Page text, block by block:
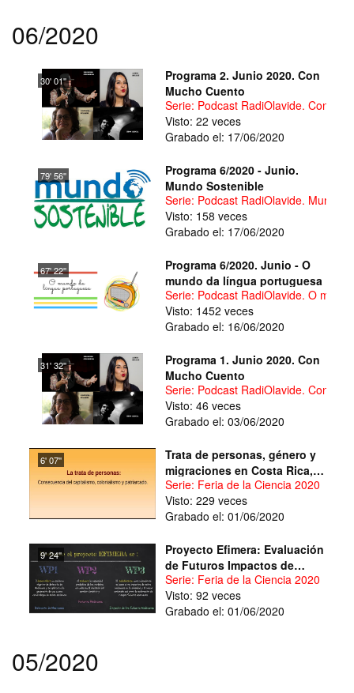
06/2020
30' 01''
Programa 2. Junio 2020. Con
Mucho Cuento
Serie: Podcast RadiOlavide. Con
Visto: 22 veces
Grabado el: 17/06/2020
79' 56''
Programa 6/2020 - Junio.
Mundo Sostenible
Serie: Podcast RadiOlavide. Mundo
Visto: 158 veces
Grabado el: 17/06/2020
67' 22''
Programa 6/2020. Junio - O
mundo da língua portuguesa
Serie: Podcast RadiOlavide. O
Visto: 1452 veces
Grabado el: 16/06/2020
31' 32''
Programa 1. Junio 2020. Con
Mucho Cuento
Serie: Podcast RadiOlavide. Con
Visto: 46 veces
Grabado el: 03/06/2020
6' 07''
Trata de personas, género y
migraciones en Costa Rica,
Marruecos y Andalucía: por
una defensa multi-garantista
y multi-espacial de derechos
Serie: Feria de la Ciencia 2020
Visto: 229 veces
Grabado el: 01/06/2020
9' 24''
Proyecto Efimera: Evaluación
de Futuros Impactos de
Medicanes, Riesgos
Asociados
Serie: Feria de la Ciencia 2020
Visto: 92 veces
Grabado el: 01/06/2020
05/2020